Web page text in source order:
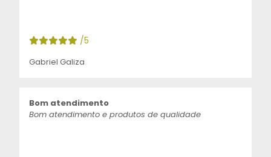
/5
Gabriel Galiza
Bom atendimento
Bom atendimento e produtos de qualidade